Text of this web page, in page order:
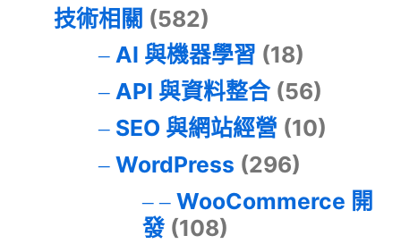
技術相關 (582)
AI 與機器學習 (18)
API 與資料整合(56)
SEO 與網站經營 (10)
WordPress (296)
WooCommerce 開
發(108)